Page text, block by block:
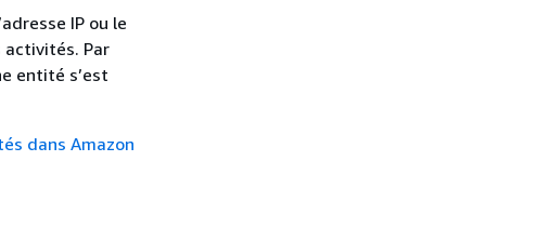
IP ou le
activités. Par
entité s’est
dans Amazon